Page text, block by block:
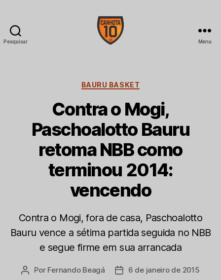
Pesquisar Menu
Categorias
BAURU BASKET
Contra o Mogi,
Paschoalotto Bauru
retoma NBB como
terminou 2014:
vencendo
Contra o Mogi, fora de casa, Paschoalotto
Bauru vence a sétima partida seguida no NBB
e segue firme em sua arrancada
Autor
Por Fernando Beagá
Data6 de janeiro de 2015